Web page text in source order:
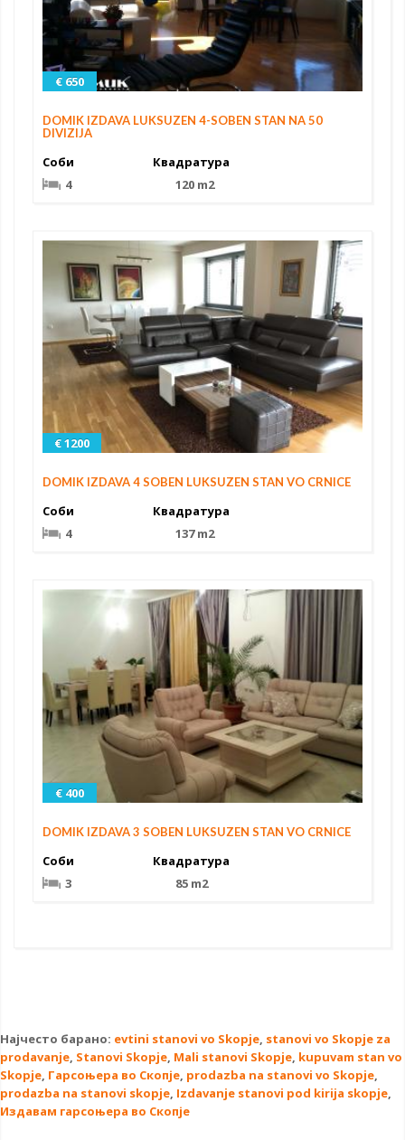
€ 650
DOMIK IZDAVA LUKSUZEN 4-SOBEN STAN NA 50
DIVIZIJA
Соби
4
Квадратура
120 m2
€ 1200
DOMIK IZDAVA 4 SOBEN LUKSUZEN STAN VO CRNICE
Соби
4
Квадратура
137 m2
€ 400
DOMIK IZDAVA 3 SOBEN LUKSUZEN STAN VO CRNICE
Соби
3
Квадратура
85 m2
Најчесто барано: evtini stanovi vo Skopje, stanovi vo Skopje za
prodavanje, Stanovi Skopje, Mali stanovi Skopje, kupuvam stan vo
Skopje, Гарсоњера во Скопје, prodazba na stanovi vo Skopje,
prodazba na stanovi skopje, Izdavanje stanovi pod kirija skopje,
Издавам гарсоњера во Скопје